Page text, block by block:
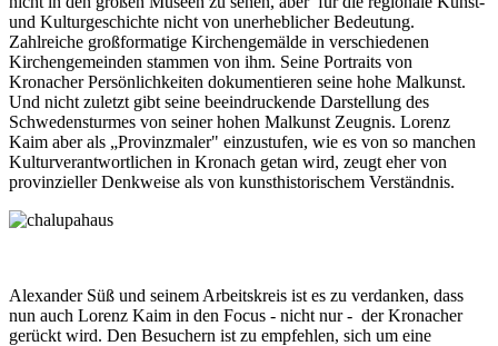
und Kulturgeschichte nicht von unerheblicher Bedeutung.
Zahlreiche großformatige Kirchengemälde in verschiedenen
Kirchengemeinden stammen von ihm. Seine Portraits von
Kronacher Persönlichkeiten dokumentieren seine hohe Malkunst.
Und nicht zuletzt gibt seine beeindruckende Darstellung des
Schwedensturmes von seiner hohen Malkunst Zeugnis. Lorenz
Kaim aber als „Provinzmaler" einzustufen, wie es von so manchen
Kulturverantwortlichen in Kronach getan wird, zeugt eher von
provinzieller Denkweise als von kunsthistorischem Verständnis.
Alexander Süß und seinem Arbeitskreis ist es zu verdanken, dass
nun auch Lorenz Kaim in den Focus - nicht nur - der Kronacher
gerückt wird. Den Besuchern ist zu empfehlen, sich um eine